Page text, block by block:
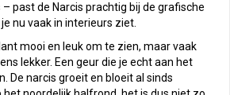
past de Narcis prachtig bij de grafische
nu vaak in interieurs ziet.
mooi en leuk om te zien, maar vaak
lekker. Een geur die je echt aan het
De narcis groeit en bloeit al sinds